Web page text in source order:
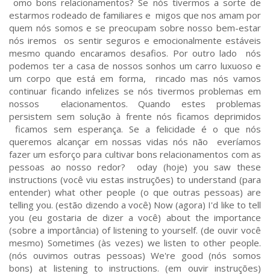
omo bons relacionamentos? Se nós tivermos a sorte de
estarmos rodeado de familiares e migos que nos amam por
quem nós somos e se preocupam sobre nosso bem-estar
nós iremos os sentir seguros e emocionalmente estáveis
mesmo quando encaramos desafios. Por outro lado nós
podemos ter a casa de nossos sonhos um carro luxuoso e
um corpo que está em forma, rincado mas nós vamos
continuar ficando infelizes se nós tivermos problemas em
nossos elacionamentos. Quando estes problemas
persistem sem solução à frente nós ficamos deprimidos
ficamos sem esperança. Se a felicidade é o que nós
queremos alcançar em nossas vidas nós não everíamos
fazer um esforço para cultivar bons relacionamentos com as
pessoas ao nosso redor? oday (hoje) you saw these
instructions (você viu estas instruções) to understand (para
entender) what other people (o que outras pessoas) are
telling you. (estão dizendo a você) Now (agora) I'd like to tell
you (eu gostaria de dizer a você) about the importance
(sobre a importância) of listening to yourself. (de ouvir você
mesmo) Sometimes (às vezes) we listen to other people.
(nós ouvimos outras pessoas) We're good (nós somos
bons) at listening to instructions. (em ouvir instruções)